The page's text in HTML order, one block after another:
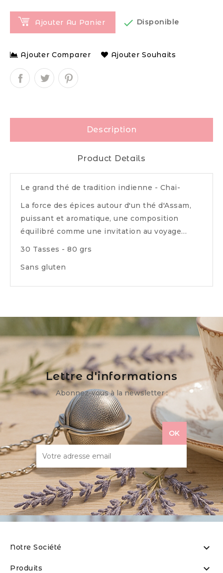
Ajouter Au Panier  Disponible
Ajouter Comparer Ajouter Souhaits
Description
Product Details
Le grand thé de tradition indienne - Chai-
La force des épices autour d'un thé d'Assam,
puissant et aromatique, une composition
équilibré comme une invitation au voyage…
30 Tasses - 80 grs
Sans gluten
Lettre d'informations
Abonnez-vous à la newsletter :
Notre Société 
Produits 